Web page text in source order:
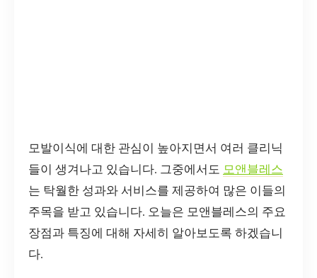
모발이식에 대한 관심이 높아지면서 여러 클리닉
들이 생겨나고 있습니다. 그중에서도 모앤블레스
는 탁월한 성과와 서비스를 제공하여 많은 이들의
주목을 받고 있습니다. 오늘은 모앤블레스의 주요
장점과 특징에 대해 자세히 알아보도록 하겠습니
다.